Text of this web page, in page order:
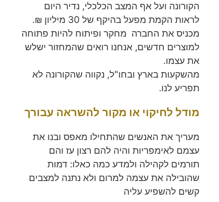
הקורונה ועל אף המצב הכלכלי, נדיר היום
לראות הקמת מפעל בהיקף של 30 מיליון ₪.
מכניס את החברה מחקר ופיתוח להיות פתוחה
למוצרים חדשים, אנחנו רואים שהמחזור ישלש
את עצמו.
מהשקעות בארץ ובחו"ל, נקווה שהקורונה לא
תפריע לנו.
מודל לחיקוי או מקור להשראה עבורך
מעריך את האנשים שהתחילו מאפס ובנו את
עצמם לאימפריות והיה להם רצון עז והם
תורמים לקהילה ולמדע כמה כאלו: דמות
שהובילה את עצמה למרום ולא נתנה למצבים
קשים להשפיע עליה